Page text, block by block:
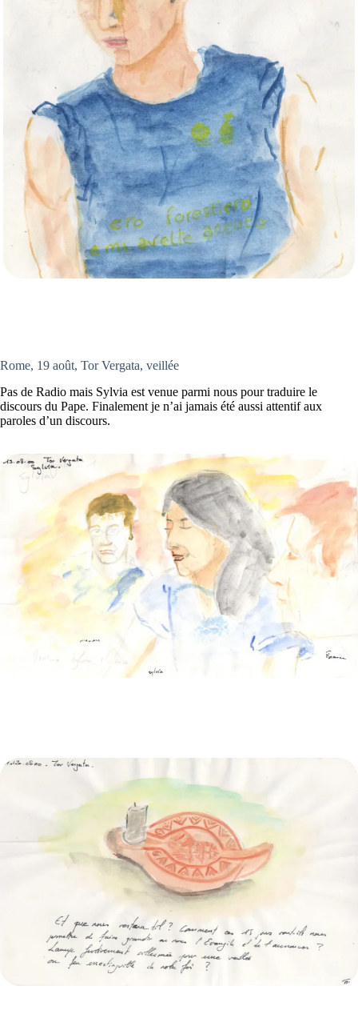
Rome, 19 août, Tor Vergata, veillée
Pas de Radio mais Sylvia est venue parmi nous pour traduire le
discours du Pape. Finalement je n’ai jamais été aussi attentif aux
paroles d’un discours.